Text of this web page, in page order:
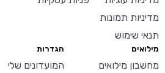
מדיניות תמונות
תנאי שימוש
מילואים
מחשבון מילואים
הגדרות
המועדונים שלי